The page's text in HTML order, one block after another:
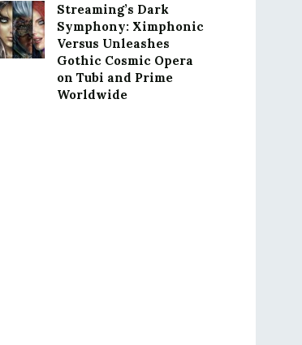
Streaming’s Dark
Symphony: Ximphonic
Versus Unleashes
Gothic Cosmic Opera
on Tubi and Prime
Worldwide